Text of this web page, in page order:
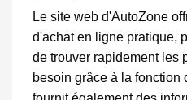
Le site web d'AutoZone
d'achat en ligne pratique,
de trouver rapidement les
besoin grâce à la fonction